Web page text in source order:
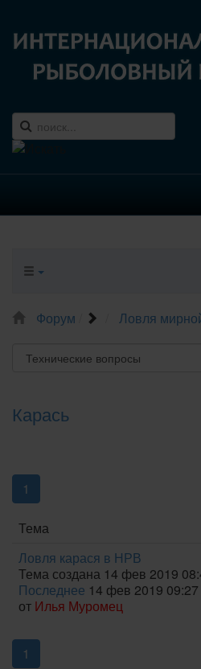
Форум Ловля
Карась
1
Тема
Ловля карася в НРВ
Тема создана 14 фев 2019
Последнее 14 фев 2019 09:27
от Илья Муромец
1